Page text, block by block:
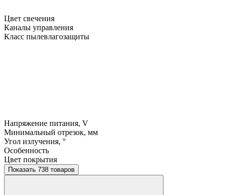
Цвет свечения
Каналы управления
Класс пылевлагозащиты
Напряжение питания, V
Минимальный отрезок, мм
Угол излучения, °
Особенность
Цвет покрытия
Показать 738 товаров